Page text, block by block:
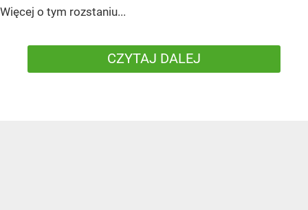
Więcej o tym rozstaniu...
CZYTAJ DALEJ